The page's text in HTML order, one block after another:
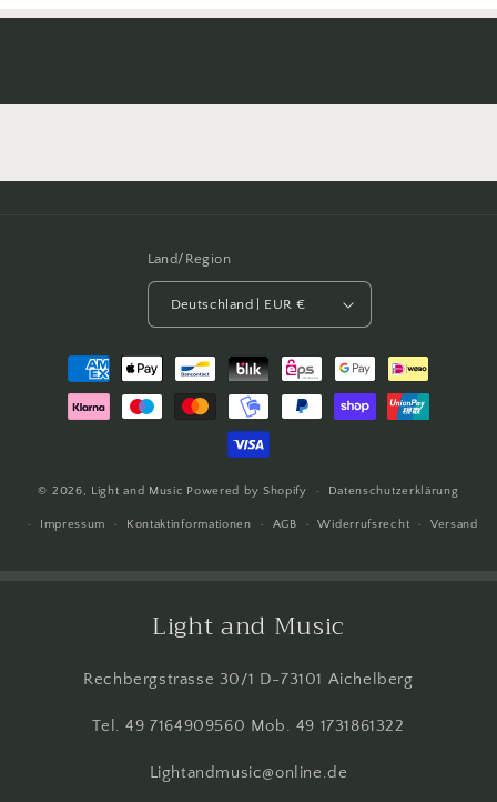
Land/Region
Deutschland | EUR €
Zahlungsmethoden
© 2026, Light and Music Powered by Shopify Datenschutzerklärung
Impressum Kontaktinformationen AGB Widerrufsrecht Versand
Light and Music
Rechbergstrasse 30/1 D-73101 Aichelberg
Tel. 49 7164909560 Mob. 49 1731861322
Lightandmusic@online.de